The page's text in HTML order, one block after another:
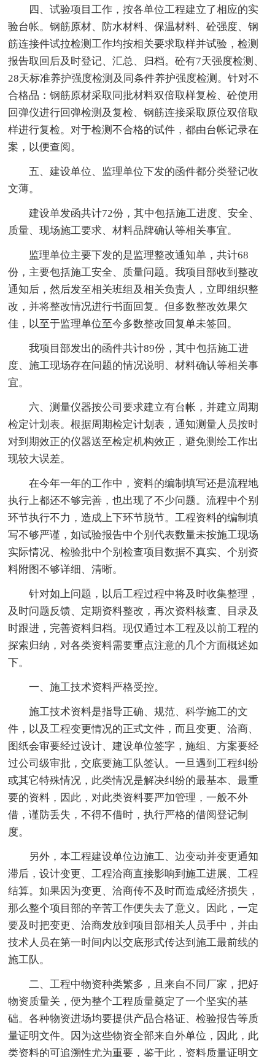
四、试验项目工作，按各单位工程建立了相应的实
验台帐。钢筋原材、防水材料、保温材料、砼强度、钢
筋连接件试拉检测工作均按相关要求取样并试验，检测
报告取回后及时登记、汇总、归档。砼有7天强度检测、
28天标准养护强度检测及同条件养护强度检测。针对不
合格品：钢筋原材采取同批材料双倍取样复检、砼使用
回弹仪进行回弹检测及复检、钢筋连接采取原位双倍取
样进行复检。对于检测不合格的试件，都由台帐记录在
案，以便查阅。
五、建设单位、监理单位下发的函件都分类登记收
文薄。
建设单发函共计72份，其中包括施工进度、安全、
质量、现场施工要求、材料品牌确认等相关事宜。
监理单位主要下发的是监理整改通知单，共计68
份，主要包括施工安全、质量问题。我项目部收到整改
通知后，然后发至相关班组及相关负责人，立即组织整
改，并将整改情况进行书面回复。但多数整改效果欠
佳，以至于监理单位至今多数整改回复单未签回。
我项目部发出的函件共计89份，其中包括施工进
度、施工现场存在问题的情况说明、材料确认等相关事
宜。
六、测量仪器按公司要求建立有台帐，并建立周期
检定计划表。根据周期检定计划表，通知测量人员按时
对到期效正的仪器送至检定机构效正，避免测绘工作出
现较大误差。
在今年一年的工作中，资料的编制填写还是流程地
执行上都还不够完善，也出现了不少问题。流程中个别
环节执行不力，造成上下环节脱节。工程资料的编制填
写不够严谨，如试验报告中个别代表数量未按施工现场
实际情况、检验批中个别检查项目数据不真实、个别资
料附图不够详细、清晰。
针对如上问题，以后工程过程中将及时收集整理，
及时问题反馈、定期资料整改，再次资料核查、目录及
时跟进，完善资料归档。现仅通过本工程及以前工程的
探索归纳，对各类资料需要重点注意的几个方面概述如
下。
一、施工技术资料严格受控。
施工技术资料是指导正确、规范、科学施工的文
件，以及工程变更情况的正式文件，而且变更、洽商、
图纸会审要经过设计、建设单位签字，施组、方案要经
过公司级审批，交底要施工队签认。一旦遇到工程纠纷
或其它特殊情况，此类情况是解决纠纷的最基本、最重
要的资料，因此，对此类资料要严加管理，一般不外
借，谨防丢失，不得不借时，执行严格的借阅登记制
度。
另外，本工程建设单位边施工、边变动并变更通知
滞后，设计变更、工程洽商直接影响到施工进展、工程
结算。如果因为变更、洽商传不及时而造成经济损失，
那么整个项目部的辛苦工作便失去了意义。因此，一定
要及时把变更、洽商发放到项目部相关人员手中，并由
技术人员在第一时间内以交底形式传达到施工最前线的
施工队。
二、工程中物资种类繁多，且来自不同厂家，把好
物资质量关，便为整个工程质量奠定了一个坚实的基
础。各种物资进场均要提供产品合格证、检验报告等质
量证明文件。因为这些物资全部来自外单位，因此，此
类资料的可追溯性尤为重要，鉴于此，资料质量证明文